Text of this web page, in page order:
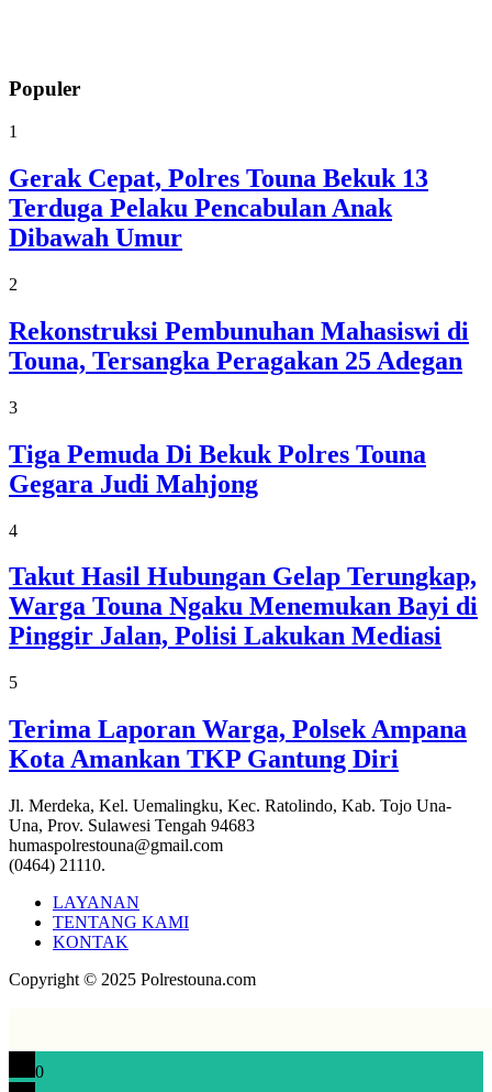
Populer
1
Gerak Cepat, Polres Touna Bekuk 13
Terduga Pelaku Pencabulan Anak
Dibawah Umur
2
Rekonstruksi Pembunuhan Mahasiswi di
Touna, Tersangka Peragakan 25 Adegan
3
Tiga Pemuda Di Bekuk Polres Touna
Gegara Judi Mahjong
4
Takut Hasil Hubungan Gelap Terungkap,
Warga Touna Ngaku Menemukan Bayi di
Pinggir Jalan, Polisi Lakukan Mediasi
5
Terima Laporan Warga, Polsek Ampana
Kota Amankan TKP Gantung Diri
Jl. Merdeka, Kel. Uemalingku, Kec. Ratolindo, Kab. Tojo Una-
Una, Prov. Sulawesi Tengah 94683
humaspolrestouna@gmail.com
(0464) 21110.
LAYANAN
TENTANG KAMI
KONTAK
Copyright © 2025 Polrestouna.com
0